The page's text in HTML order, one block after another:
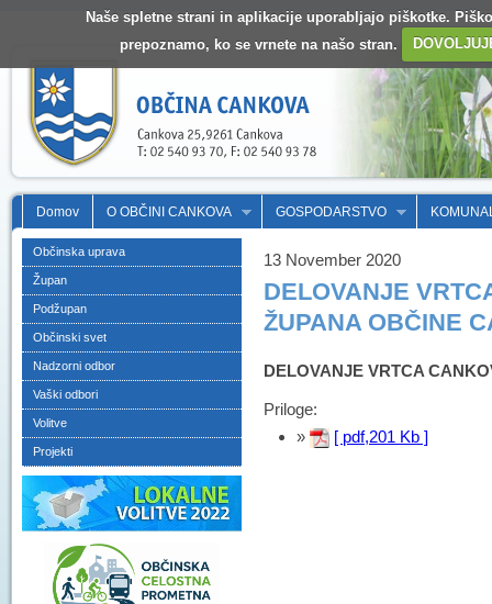
Naše spletne strani in aplikacije uporabljajo piškotke.
prepoznamo, ko se vrnete na našo stran.
Domov O OBČINI CANKOVA GOSPODARSTVO
Občinska uprava
Župan
Podžupan
Občinski svet
Nadzorni odbor
Vaški odbori
Volitve
Projekti
13 November 2020
DELOVANJE
ŽUPANA OBČINE
DELOVANJE VRTCA
Priloge:
»
[ pdf,201 Kb ]